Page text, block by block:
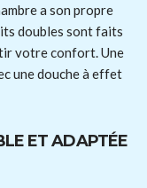
a son propre
doubles sont faits
votre confort. Une
une douche à effet
ET ADAPTÉE